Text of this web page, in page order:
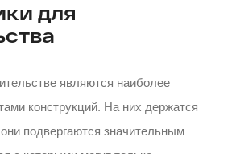
для
являются наиболее
конструкций. На них держатся
подвергаются значительным